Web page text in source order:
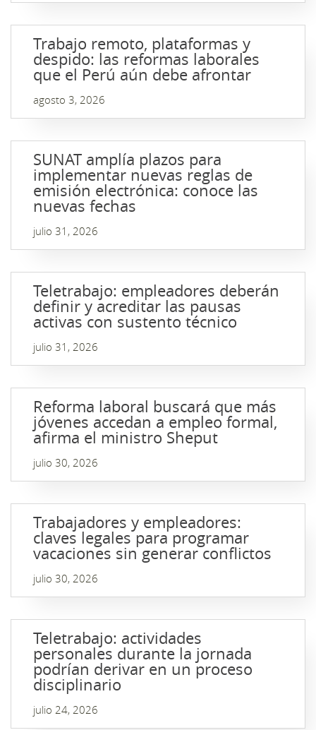
Trabajo remoto, plataformas y
despido: las reformas laborales
que el Perú aún debe afrontar
agosto 3, 2026
SUNAT amplía plazos para
implementar nuevas reglas de
emisión electrónica: conoce las
nuevas fechas
julio 31, 2026
Teletrabajo: empleadores deberán
definir y acreditar las pausas
activas con sustento técnico
julio 31, 2026
Reforma laboral buscará que más
jóvenes accedan a empleo formal,
afirma el ministro Sheput
julio 30, 2026
Trabajadores y empleadores:
claves legales para programar
vacaciones sin generar conflictos
julio 30, 2026
Teletrabajo: actividades
personales durante la jornada
podrían derivar en un proceso
disciplinario
julio 24, 2026